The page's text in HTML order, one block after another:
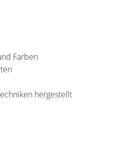
Farben
hergestellt